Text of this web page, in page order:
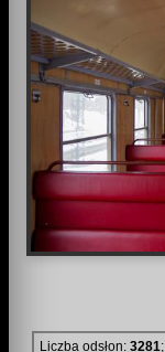
Liczba odsłon: 3281;